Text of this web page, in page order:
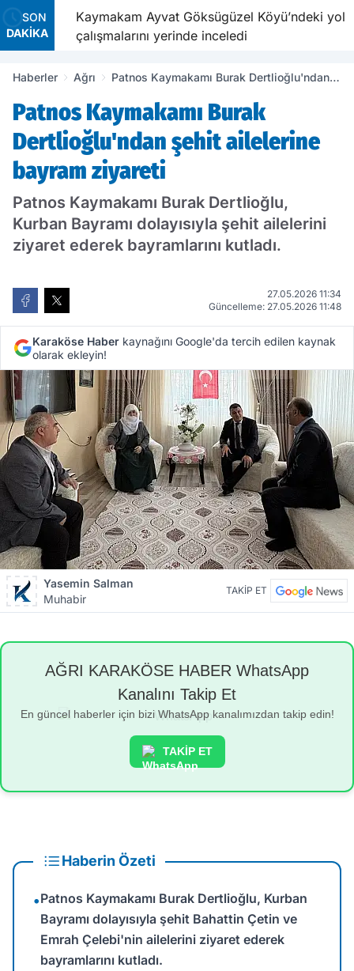
SON
DAKİKA
Kaymakam Ayvat Göksügüzel Köyü’ndeki yol
çalışmalarını yerinde inceledi
Haberler Ağrı
Patnos Kaymakamı Burak Dertlioğlu'ndan
Patnos Kaymakamı Burak
Dertlioğlu'ndan şehit ailelerine
bayram ziyareti
Patnos Kaymakamı Burak Dertlioğlu,
Kurban Bayramı dolayısıyla şehit ailelerini
ziyaret ederek bayramlarını kutladı.
27.05.2026 11:34
Güncelleme: 27.05.2026 11:48
Karaköse Haber kaynağını Google'da tercih edilen kaynak
olarak ekleyin!
Yasemin Salman
Muhabir
TAKİP ET
AĞRI KARAKÖSE HABER WhatsApp
Kanalını Takip Et
En güncel haberler için bizi WhatsApp kanalımızdan takip edin!
TAKİP ET
Haberin Özeti
•Patnos Kaymakamı Burak Dertlioğlu, Kurban
Bayramı dolayısıyla şehit Bahattin Çetin ve
Emrah Çelebi'nin ailelerini ziyaret ederek
bayramlarını kutladı.